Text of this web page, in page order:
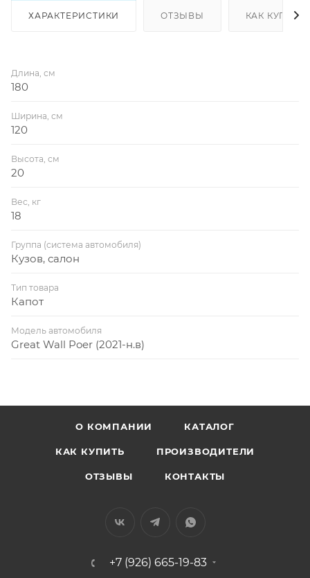
ХАРАКТЕРИСТИКИ ОТЗЫВЫ КАК КУПИТЬ
Длина, см
180
Ширина, см
120
Высота, см
20
Вес, кг
18
Группа (система автомобиля)
Кузов, салон
Тип товара
Капот
Модель автомобиля
Great Wall Poer (2021-н.в)
О КОМПАНИИ КАТАЛОГ
КАК КУПИТЬ ПРОИЗВОДИТЕЛИ
ОТЗЫВЫ КОНТАКТЫ
+7 (926) 665-19-83